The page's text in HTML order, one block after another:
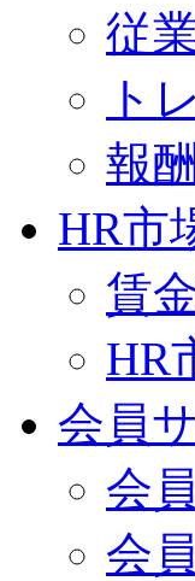
従
ト
報
HR市
賃
HR
会員
会
会